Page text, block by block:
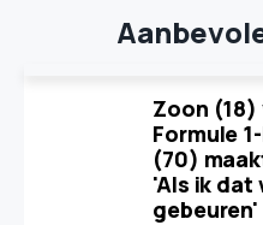
Zoon (18)
Formule
(70)
'Als ik dat
gebeuren'